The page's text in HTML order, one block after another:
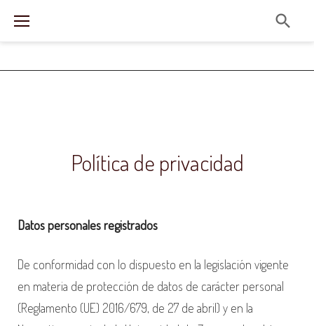
p
Política de privacidad
Datos personales registrados
De conformidad con lo dispuesto en la legislación vigente
en materia de protección de datos de carácter personal
(Reglamento (UE) 2016/679, de 27 de abril) y en la